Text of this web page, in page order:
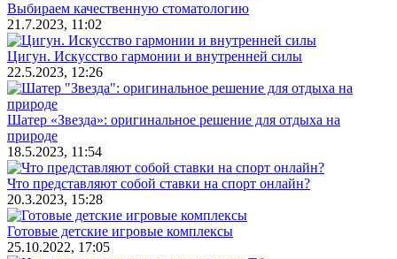
Выбираем качественную стоматологию
21.7.2023, 11:02
Цигун. Искусство гармонии и внутренней силы
22.5.2023, 12:26
Шатер «Звезда»: оригинальное решение для отдыха на
природе
18.5.2023, 11:54
Что представляют собой ставки на спорт онлайн?
20.3.2023, 15:28
Готовые детские игровые комплексы
25.10.2022, 17:05